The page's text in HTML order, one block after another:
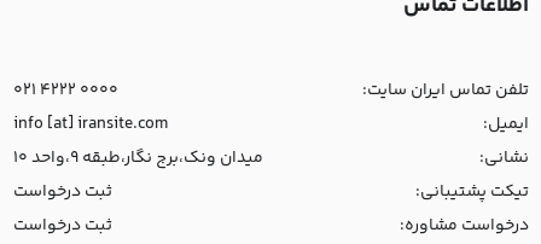
تلفن تماس ایران سایت:
021 4222 0000
ایمیل:
info [at] iransite.com
نشانی:
میدان ونک،برج نگار،طبقه 9،واحد 10
تیکت پشتیبانی:
ثبت درخواست
درخواست مشاوره:
ثبت درخواست